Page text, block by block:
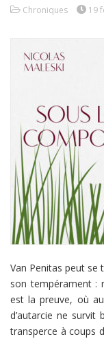
Chroniques 19
Van Penitas peut se
son tempérament :
est la preuve, où
d’autarcie ne
transperce à coups